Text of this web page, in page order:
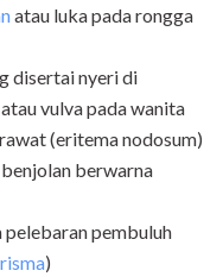
atau luka pada rongga
disertai nyeri di
vulva pada wanita
(eritema nodosum)
berwarna
pelebaran pembuluh
)